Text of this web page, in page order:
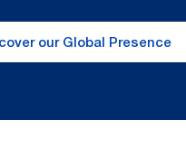
our Global Presence